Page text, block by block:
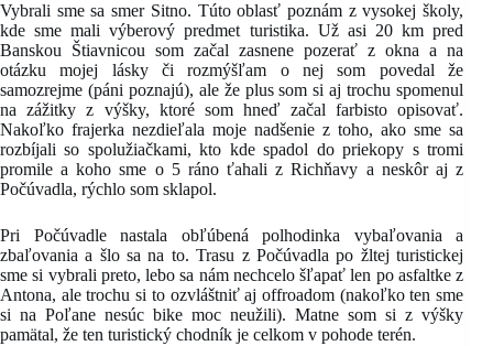
Vybrali sme sa smer Sitno. Túto oblasť poznám z vysokej školy,
kde sme mali výberový predmet turistika. Už asi 20 km pred
Banskou Štiavnicou som začal zasnene pozerať z okna a na
otázku mojej lásky či rozmýšľam o nej som povedal že
samozrejme (páni poznajú), ale že plus som si aj trochu spomenul
na zážitky z výšky, ktoré som hneď začal farbisto opisovať.
Nakoľko frajerka nezdieľala moje nadšenie z toho, ako sme sa
rozbíjali so spolužiačkami, kto kde spadol do priekopy s tromi
promile a koho sme o 5 ráno ťahali z Richňavy a neskôr aj z
Počúvadla, rýchlo som sklapol.
Pri Počúvadle nastala obľúbená polhodinka vybaľovania a
zbaľovania a šlo sa na to. Trasu z Počúvadla po žltej turistickej
sme si vybrali preto, lebo sa nám nechcelo šľapať len po asfaltke z
Antona, ale trochu si to ozvláštniť aj offroadom (nakoľko ten sme
si na Poľane nesúc bike moc neužili). Matne som si z výšky
pamätal, že ten turistický chodník je celkom v pohode terén.